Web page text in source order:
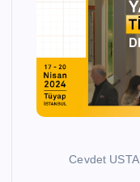
Cevdet USTA